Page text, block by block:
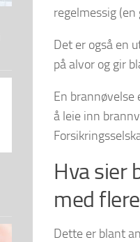
regelmessig
Det er også en
på alvor og gir
En brannøvelse
å leie inn
Hva sier
med
Dette er blant